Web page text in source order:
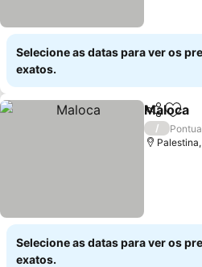
Selecione as datas para ver os
exatos.
Partilhar
Maloca
/
Selecione as datas para ver os
exatos.